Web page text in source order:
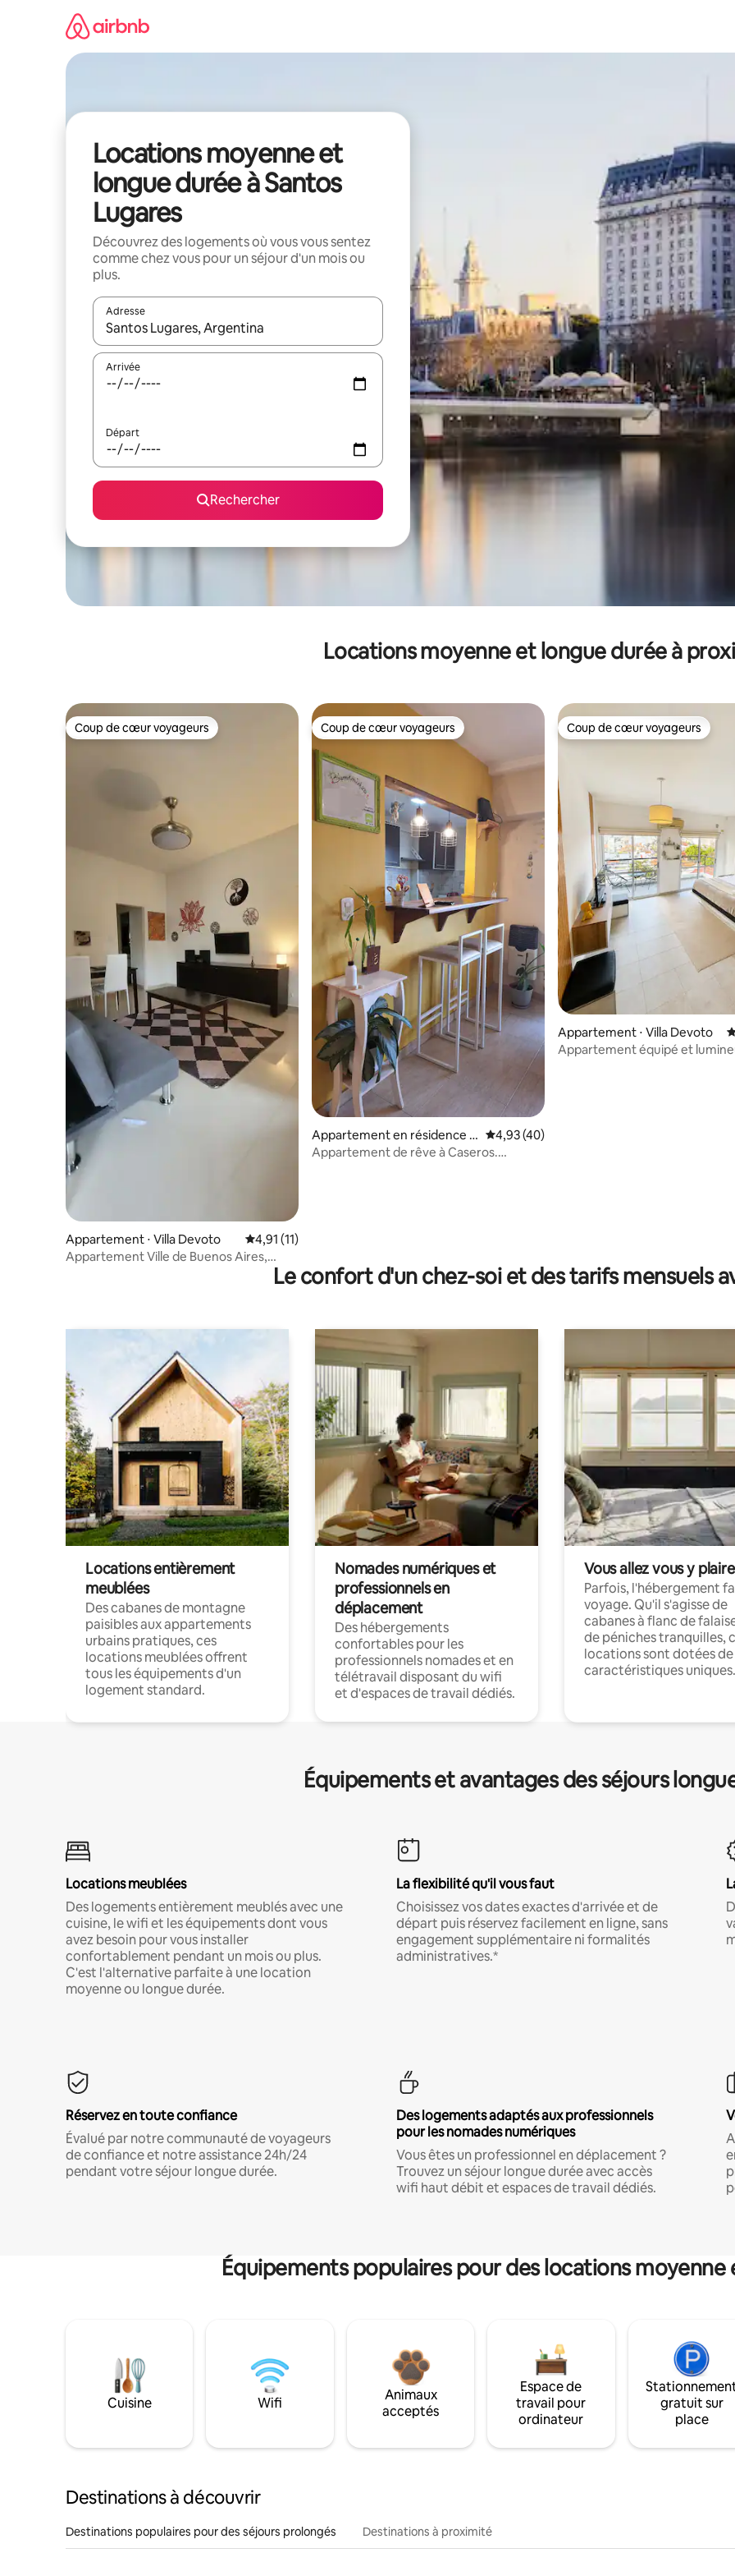
Locations moyenne et
longue durée à Santos
Lugares
Découvrez des logements où vous vous sentez
comme chez vous pour un séjour d'un mois ou
plus.
Adresse
Lorsque les résultats s'affichent, utilisez les flèches vers le haut et vers le bas pour les parcourir ou en appuyant et en
Arrivée
Départ
Rechercher
Locations moyenne et longue durée à
Coup de cœur voyageurs
Coup de cœur voyageurs
Appartement ⋅ Villa Devoto Évaluation moyenne sur la base de 11 commentaires : 4,91 sur 5
4,91 (11)
Appartement Ville de Buenos Aires,
Coup de cœur voyageurs
Coup de cœur voyageurs
Appartement en résidence ⋅
Caseros
Évaluation moyenne sur la base de 40
4,93 (40)
Appartement de rêve à Caseros.
Coup de cœur voyageurs
Coup de cœur voyageurs
Appartement ⋅ Villa Devoto
Appartement équipé et
Le confort d'un chez-soi et des tarifs mensuels
Locations entièrement
meublées
Des cabanes de montagne
paisibles aux appartements
urbains pratiques, ces
locations meublées offrent
tous les équipements d'un
logement standard.
Nomades numériques et
professionnels en
déplacement
Des hébergements
confortables pour les
professionnels nomades et en
télétravail disposant du wifi
et d'espaces de travail dédiés.
Vous allez vous y plaire
Parfois, l'hébergement
voyage. Qu'il s'agisse de
cabanes à flanc de
de péniches tranquilles,
locations sont dotées de
caractéristiques uniques.
Équipements et avantages des séjours
Locations meublées
Des logements entièrement meublés avec une
cuisine, le wifi et les équipements dont vous
avez besoin pour vous installer
confortablement pendant un mois ou plus.
C'est l'alternative parfaite à une location
moyenne ou longue durée.
La flexibilité qu'il vous faut
Choisissez vos dates exactes d'arrivée et de
départ puis réservez facilement en ligne, sans
engagement supplémentaire ni formalités
administratives.*
Réservez en toute confiance
Évalué par notre communauté de voyageurs
de confiance et notre assistance 24h/24
pendant votre séjour longue durée.
Des logements adaptés aux professionnels
pour les nomades numériques
Vous êtes un professionnel en déplacement ?
Trouvez un séjour longue durée avec accès
wifi haut débit et espaces de travail dédiés.
Équipements populaires pour des locations
Cuisine Wifi
Animaux
acceptés
Espace de
travail pour
ordinateur
gratuit sur
place
Destinations à découvrir
Destinations populaires pour des séjours prolongés Destinations à proximité